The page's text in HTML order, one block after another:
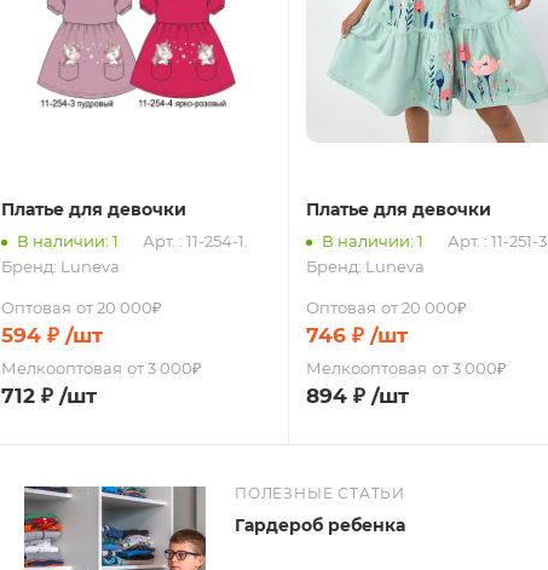
Платье для девочки
В наличии: 1
Арт. : 11-254-1.
Бренд: Luneva
Оптовая от 20 000₽
594 ₽ /шт
Мелкооптовая от 3 000₽
712 ₽ /шт
Платье для девочки
В наличии: 1
Арт. : 11-251-3.
Бренд: Luneva
Оптовая от 20 000₽
746₽ /шт
Мелкооптовая от 3 000₽
894₽ /шт
ПОЛЕЗНЫЕ СТАТЬИ
Гардероб ребенка